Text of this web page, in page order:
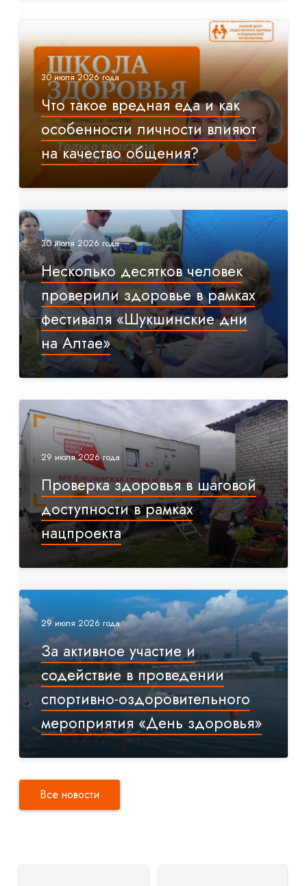
30 июля 2026 года
Что такое вредная еда и как
особенности личности влияют
на качество общения?
30 июля 2026 года
Несколько десятков человек
проверили здоровье в рамках
фестиваля «Шукшинские дни
на Алтае»
29 июля 2026 года
Проверка здоровья в шаговой
доступности в рамках
нацпроекта
29 июля 2026 года
За активное участие и
содействие в проведении
спортивно-оздоровительного
мероприятия «День здоровья»
Все новости